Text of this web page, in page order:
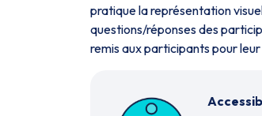
pratique la représentation
questions/réponses des
remis aux participants pour